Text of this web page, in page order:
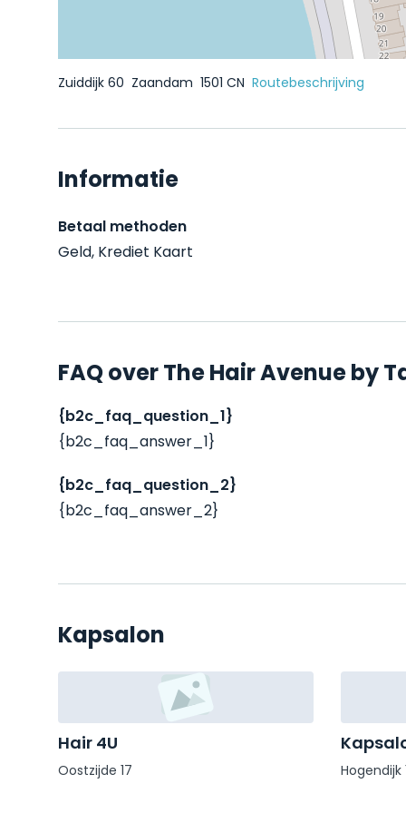
Zuiddijk 60 Zaandam 1501 CN Routebeschrijving
Informatie
Betaal methoden
Geld, Krediet Kaart
FAQ over The Hair Avenue by
{b2c_faq_question_1}
{b2c_faq_answer_1}
{b2c_faq_question_2}
{b2c_faq_answer_2}
Kapsalon
Hair 4U
Oostzijde 17 Hogendijk